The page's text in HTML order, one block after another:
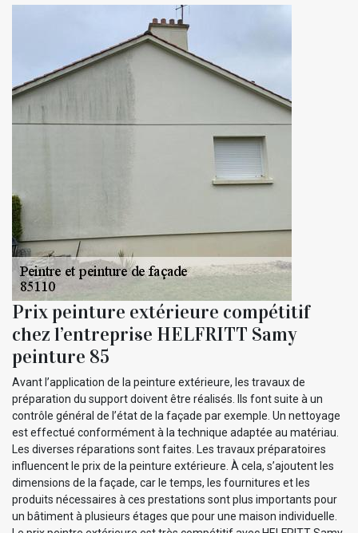
Prix peinture extérieure compétitif
chez l’entreprise HELFRITT Samy
peinture 85
Avant l’application de la peinture extérieure, les travaux de
préparation du support doivent être réalisés. Ils font suite à un
contrôle général de l’état de la façade par exemple. Un nettoyage
est effectué conformément à la technique adaptée au matériau.
Les diverses réparations sont faites. Les travaux préparatoires
influencent le prix de la peinture extérieure. À cela, s’ajoutent les
dimensions de la façade, car le temps, les fournitures et les
produits nécessaires à ces prestations sont plus importants pour
un bâtiment à plusieurs étages que pour une maison individuelle.